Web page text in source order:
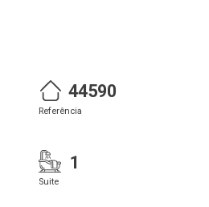
44590
Referência
1
Suite